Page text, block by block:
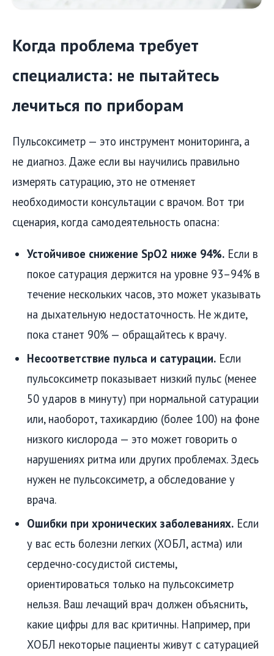
Когда проблема требует
специалиста: не пытайтесь
лечиться по приборам
Пульсоксиметр — это инструмент мониторинга, а
не диагноз. Даже если вы научились правильно
измерять сатурацию, это не отменяет
необходимости консультации с врачом. Вот три
сценария, когда самодеятельность опасна:
Устойчивое снижение SpO2 ниже 94%. Если в
покое сатурация держится на уровне 93–94% в
течение нескольких часов, это может указывать
на дыхательную недостаточность. Не ждите,
пока станет 90% — обращайтесь к врачу.
Несоответствие пульса и сатурации. Если
пульсоксиметр показывает низкий пульс (менее
50 ударов в минуту) при нормальной сатурации
или, наоборот, тахикардию (более 100) на фоне
низкого кислорода — это может говорить о
нарушениях ритма или других проблемах. Здесь
нужен не пульсоксиметр, а обследование у
врача.
Ошибки при хронических заболеваниях. Если
у вас есть болезни легких (ХОБЛ, астма) или
сердечно-сосудистой системы,
ориентироваться только на пульсоксиметр
нельзя. Ваш лечащий врач должен объяснить,
какие цифры для вас критичны. Например, при
ХОБЛ некоторые пациенты живут с сатурацией